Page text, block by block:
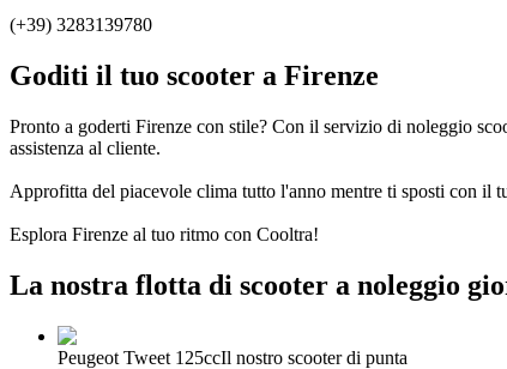
(+39) 3283139780
Goditi il tuo scooter a Firenze
Pronto a goderti Firenze con stile? Con il servizio di noleggio
assistenza al cliente.
Approfitta del piacevole clima tutto l'anno mentre ti sposti con il
Esplora Firenze al tuo ritmo con Cooltra!
La nostra flotta di scooter a noleggio
Peugeot Tweet 125ccIl nostro scooter di punta